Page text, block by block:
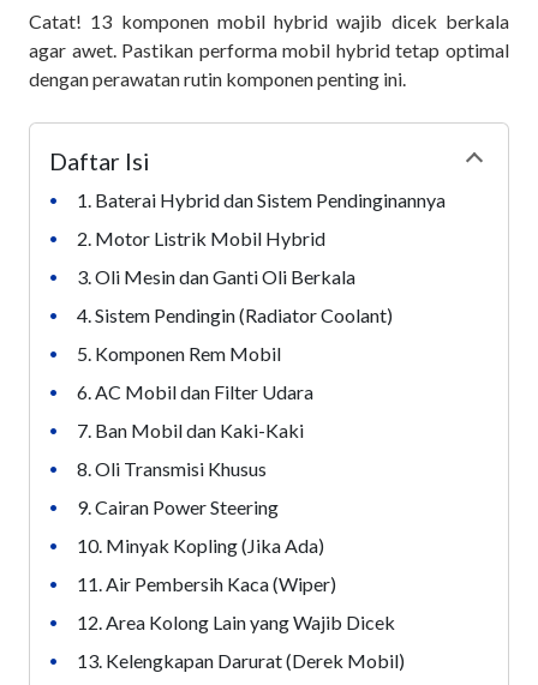
Catat! 13 komponen mobil hybrid wajib dicek berkala
agar awet. Pastikan performa mobil hybrid tetap optimal
dengan perawatan rutin komponen penting ini.
Daftar Isi
•
1. Baterai Hybrid dan Sistem Pendinginannya
• 2. Motor Listrik Mobil Hybrid
• 3. Oli Mesin dan Ganti Oli Berkala
• 4. Sistem Pendingin (Radiator Coolant)
• 5. Komponen Rem Mobil
• 6. AC Mobil dan Filter Udara
• 7. Ban Mobil dan Kaki-Kaki
• 8. Oli Transmisi Khusus
• 9. Cairan Power Steering
• 10. Minyak Kopling (Jika Ada)
• 11. Air Pembersih Kaca (Wiper)
• 12. Area Kolong Lain yang Wajib Dicek
• 13. Kelengkapan Darurat (Derek Mobil)